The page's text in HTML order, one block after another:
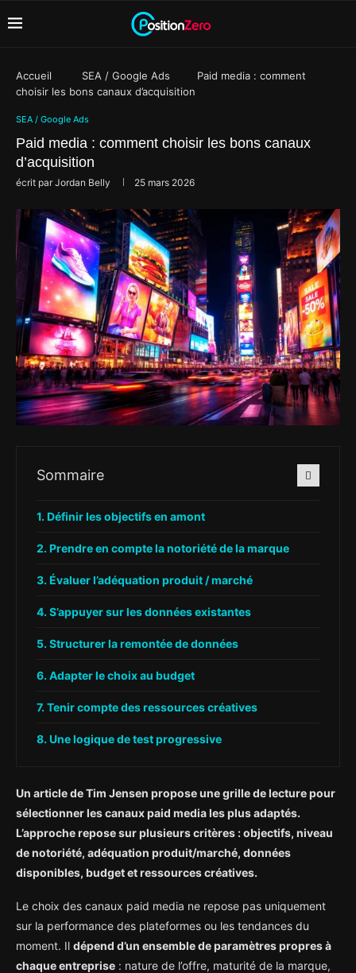
Accueil SEA / Google Ads
Paid media : comment
choisir les bons canaux d’acquisition
SEA / Google Ads
Paid media : comment choisir les bons canaux
d’acquisition
écrit parJordan Belly 25 mars 2026
Sommaire
Définir les objectifs en amont
Prendre en compte la notoriété de la marque
Évaluer l’adéquation produit / marché
S’appuyer sur les données existantes
Structurer la remontée de données
Adapter le choix au budget
Tenir compte des ressources créatives
Une logique de test progressive
Un article de Tim Jensen propose une grille de lecture pour
sélectionner les canaux paid media les plus adaptés.
L’approche repose sur plusieurs critères : objectifs, niveau
de notoriété, adéquation produit/marché, données
disponibles, budget et ressources créatives.
Le choix des canaux paid media ne repose pas uniquement
sur la performance des plateformes ou les tendances du
moment. Il dépend d’un ensemble de paramètres propres à
chaque entreprise : nature de l’offre, maturité de la marque,